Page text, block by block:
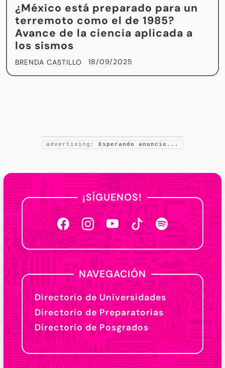
¿México está preparado para un
terremoto como el de 1985?
Avance de la ciencia aplicada a
los sismos
BRENDA CASTILLO 18/09/2025
advertising: Esperando anuncio...
¡SÍGUENOS!
NAVEGACIÓN
Directorio de Universidades
Directorio de Preparatorias
Directorio de Posgrados